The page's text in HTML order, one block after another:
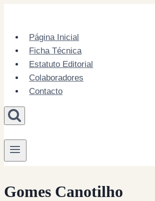
contentPágina Inicial
Ficha Técnica
Estatuto Editorial
Colaboradores
Contacto
Gomes Canotilho